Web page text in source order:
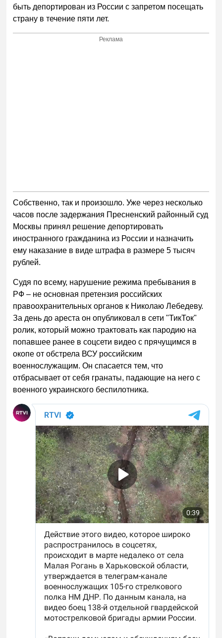
быть депортирован из России с запретом посещать
страну в течение пяти лет.
Реклама
Собственно, так и произошло. Уже через несколько
часов после задержания Пресненский районный суд
Москвы принял решение депортировать
иностранного гражданина из России и назначить
ему наказание в виде штрафа в размере 5 тысяч
рублей.
Судя по всему, нарушение режима пребывания в
РФ – не основная претензия российских
правоохранительных органов к Николаю Лебедеву.
За день до ареста он опубликовал в сети "ТикТок"
ролик, который можно трактовать как пародию на
попавшее ранее в соцсети видео с прячущимся в
окопе от обстрела ВСУ российским
военнослужащим. Он спасается тем, что
отбрасывает от себя гранаты, падающие на него с
военного украинского беспилотника.